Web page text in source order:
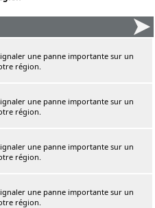
une panne importante sur un
région.
une panne importante sur un
région.
une panne importante sur un
région.
une panne importante sur un
région.